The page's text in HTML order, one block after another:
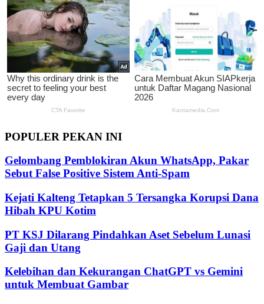
POPULER PEKAN INI
Gelombang Pemblokiran Akun WhatsApp, Pakar
Sebut False Positive Sistem Anti-Spam
Kejati Kalteng Tetapkan 5 Tersangka Korupsi Dana
Hibah KPU Kotim
PT KSJ Dilarang Pindahkan Aset Sebelum Lunasi
Gaji dan Utang
Kelebihan dan Kekurangan ChatGPT vs Gemini
untuk Membuat Gambar